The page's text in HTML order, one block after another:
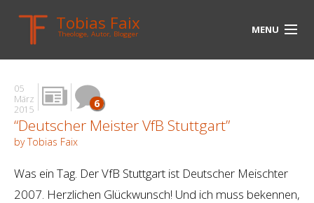
Tobias Faix
Theologe, Autor, Blogger MENU
HOME
BLOG
BIOGRAPHIE
UNTERWEGS
05
März
2015
6
“Deutscher Meister VfB Stuttgart”
by Tobias Faix
Was ein Tag. Der VfB Stuttgart ist Deutscher Meischter
2007. Herzlichen Glückwunsch! Und ich muss bekennen,